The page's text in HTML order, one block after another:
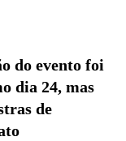
do evento foi
dia 24, mas
de